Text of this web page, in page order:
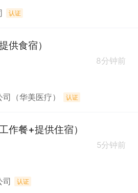
认证
供食宿）
8分钟前
（华美医疗） 认证
作餐+提供住宿）
5分钟前
司 认证